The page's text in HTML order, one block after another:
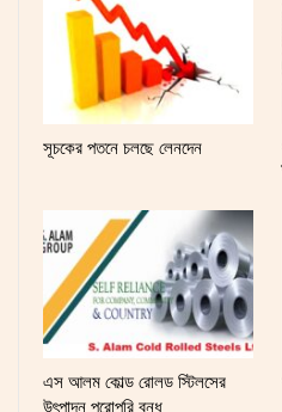
সূচকের পতনে চলছে লেনদেন
এস আলম কোল্ড রোলড স্টিলসের
উৎপাদন পুরোপুরি বন্ধ